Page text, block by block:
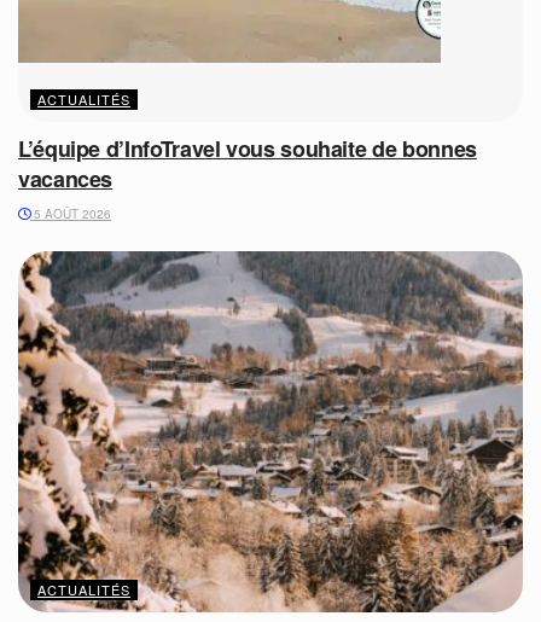
ACTUALITÉS
L’équipe d’InfoTravel vous souhaite de bonnes
vacances
5 AOÛT 2026
ACTUALITÉS